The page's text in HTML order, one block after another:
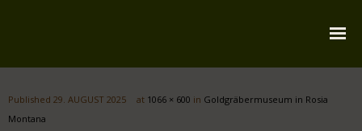
Über mich
Published 29. AUGUST 2025 at 1066 × 600 in Goldgräbermuseum in Rosia
Montana